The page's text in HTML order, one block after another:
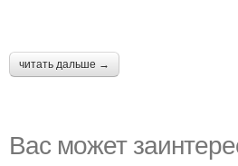
читать дальше →
Вас может